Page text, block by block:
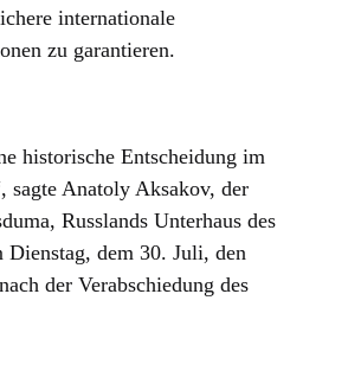
internationale
zu garantieren.
historische Entscheidung im
sagte Anatoly Aksakov, der
Russlands Unterhaus des
Dienstag, dem 30. Juli, den
der Verabschiedung des